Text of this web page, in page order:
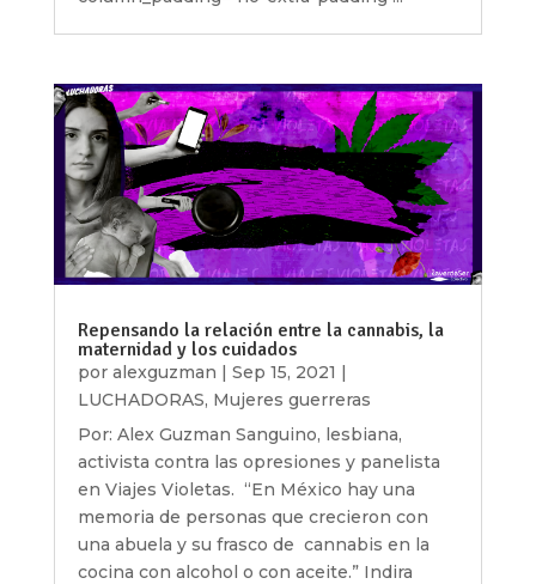
Repensando la relación entre la cannabis, la
maternidad y los cuidados
por alexguzman | Sep 15, 2021 |
LUCHADORAS, Mujeres guerreras
Por: Alex Guzman Sanguino, lesbiana,
activista contra las opresiones y panelista
en Viajes Violetas. “En México hay una
memoria de personas que crecieron con
una abuela y su frasco de cannabis en la
cocina con alcohol o con aceite.” Indira